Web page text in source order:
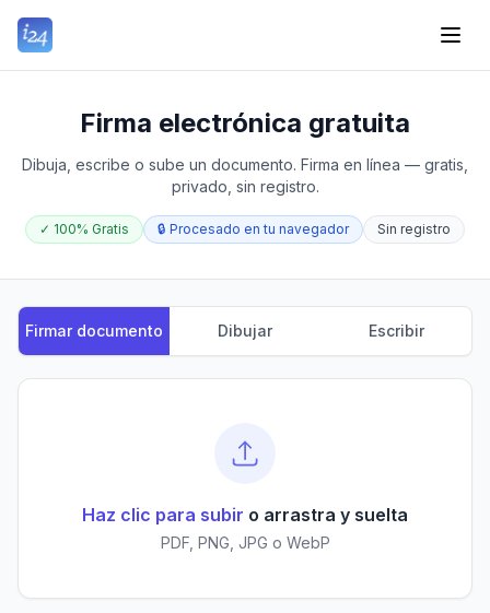
Firma electrónica gratuita
Dibuja, escribe o sube un documento. Firma en línea — gratis,
privado, sin registro.
✓ 100% Gratis 🔒 Procesado en tu navegador Sin registro
Firmar documento Dibujar Escribir
Haz clic para subir o arrastra y suelta
PDF, PNG, JPG o WebP